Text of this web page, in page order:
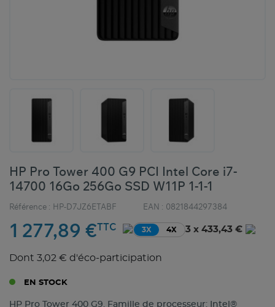
HP Pro Tower 400 G9 PCI Intel Core i7-
14700 16Go 256Go SSD W11P 1-1-1
Référence : HP-D7JZ6ETABF EAN : 0821844297384
1 277,89 €TTC 3X 4X 3 x 433,43 €
Dont 3,02 € d'éco-participation
EN STOCK
HP Pro Tower 400 G9. Famille de processeur: Intel®